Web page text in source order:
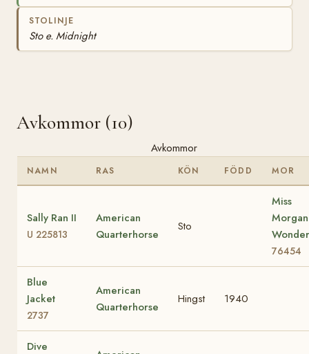
STOLINJE
Sto e. Midnight
Avkommor (10)
Avkommor
NAMN RAS KÖN FÖDD MOR
Sally Ran II
U 225813
American
Quarterhorse
Sto
Miss
Morgan
76454
Blue
Jacket
2737
American
Quarterhorse
Hingst 1940
Dive